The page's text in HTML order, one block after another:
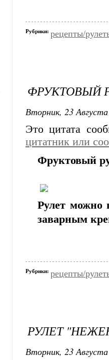
Рубрики: рецепты/
ФРУКТОВЫЙ
Вторник, 23
Это цитата
цитатник или
Фруктовый
Рулет можно
заварным
Рубрики: рецепты/
РУЛЕТ
Вторник, 23